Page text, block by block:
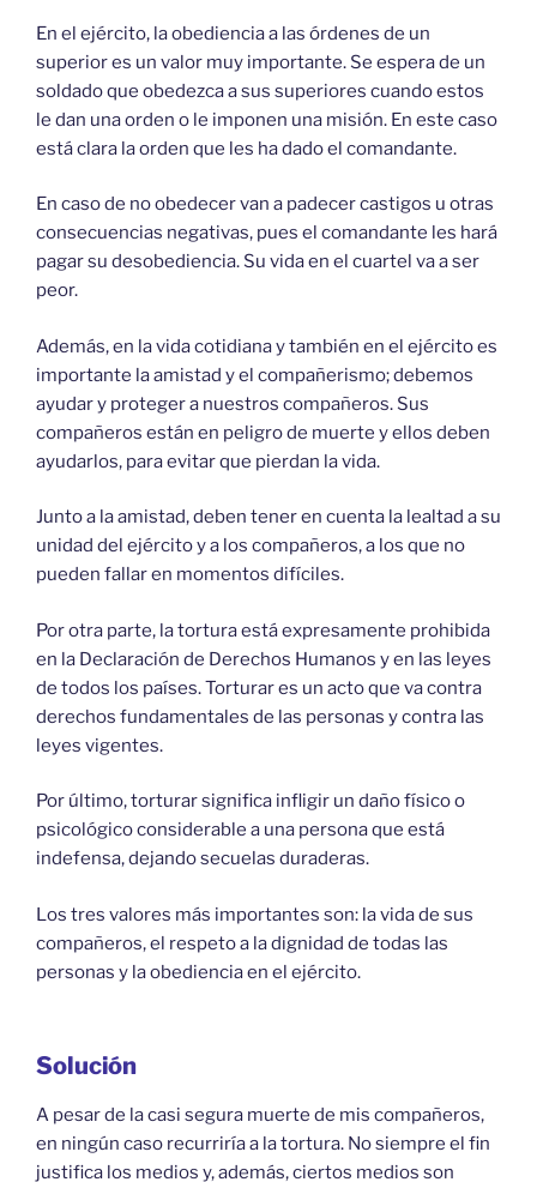
En el ejército, la obediencia a las órdenes de un
superior es un valor muy importante. Se espera de un
soldado que obedezca a sus superiores cuando estos
le dan una orden o le imponen una misión. En este caso
está clara la orden que les ha dado el comandante.
En caso de no obedecer van a padecer castigos u otras
consecuencias negativas, pues el comandante les hará
pagar su desobediencia. Su vida en el cuartel va a ser
peor.
Además, en la vida cotidiana y también en el ejército es
importante la amistad y el compañerismo; debemos
ayudar y proteger a nuestros compañeros. Sus
compañeros están en peligro de muerte y ellos deben
ayudarlos, para evitar que pierdan la vida.
Junto a la amistad, deben tener en cuenta la lealtad a su
unidad del ejército y a los compañeros, a los que no
pueden fallar en momentos difíciles.
Por otra parte, la tortura está expresamente prohibida
en la Declaración de Derechos Humanos y en las leyes
de todos los países. Torturar es un acto que va contra
derechos fundamentales de las personas y contra las
leyes vigentes.
Por último, torturar significa infligir un daño físico o
psicológico considerable a una persona que está
indefensa, dejando secuelas duraderas.
Los tres valores más importantes son: la vida de sus
compañeros, el respeto a la dignidad de todas las
personas y la obediencia en el ejército.
Solución
A pesar de la casi segura muerte de mis compañeros,
en ningún caso recurriría a la tortura. No siempre el fin
justifica los medios y, además, ciertos medios son